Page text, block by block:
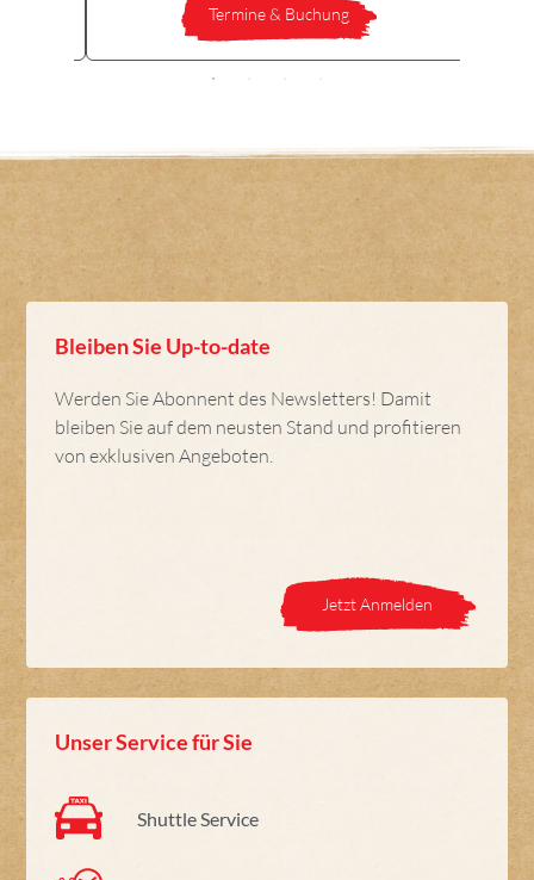
Termine & Buchung
Bleiben Sie Up-to-date
Werden Sie Abonnent des Newsletters! Damit
bleiben Sie auf dem neusten Stand und profitieren
von exklusiven Angeboten.
Jetzt Anmelden
Unser Service für Sie
Shuttle Service